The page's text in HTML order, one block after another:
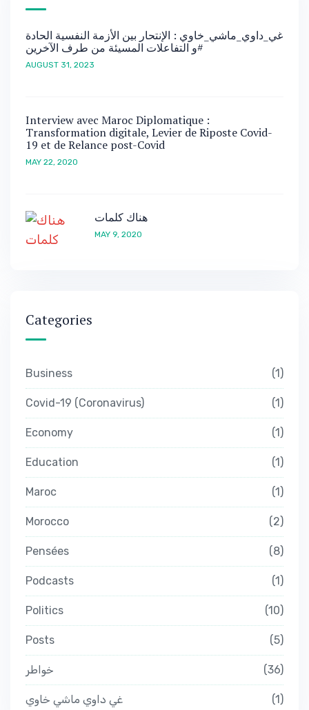
غي_داوي_ماشي_خاوي : الإنتحار بين الأزمة النفسية الحادة
و التفاعلات المسيئة من طرف الآخرين#
AUGUST 31, 2023
Interview avec Maroc Diplomatique :
Transformation digitale, Levier de Riposte Covid-
19 et de Relance post-Covid
MAY 22, 2020
هناك كلمات
MAY 9, 2020
Categories
Business 1
Covid-19 (Coronavirus) 1
Economy 1
Education 1
Maroc 1
Morocco 2
Pensées 8
Podcasts 1
Politics 10
Posts 5
خواطر 36
غي داوي ماشي خاوي 1